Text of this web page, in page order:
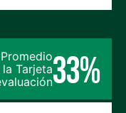
Tarjeta33%